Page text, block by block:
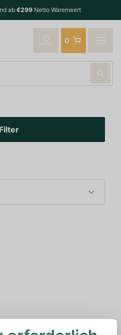
ab €299 Netto Warenwert
0
Filter